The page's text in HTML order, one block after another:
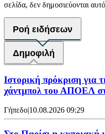
σελίδα, δεν δημοσιεύονται
Ροή ειδήσεων
Δημοφιλή
Ιστορική πρόκριση για
χάντμπολ του ΑΠΟΕΛ
Γήπεδο|10.08.2026 09:29